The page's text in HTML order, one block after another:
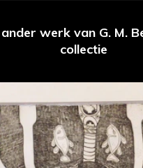
werk van G. M.
collectie